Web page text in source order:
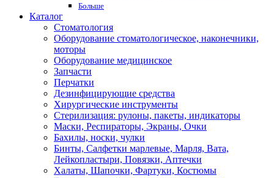
Больше
Каталог
Стоматология
Оборудование стоматологическое, наконечники,
моторы
Оборудование медицинское
Запчасти
Перчатки
Дезинфицирующие средства
Хирургические инструменты
Стерилизация: рулоны, пакеты, индикаторы
Маски, Респираторы, Экраны, Очки
Бахилы, носки, чулки
Бинты, Салфетки марлевые, Марля, Вата,
Лейкопластыри, Повязки, Аптечки
Халаты, Шапочки, Фартуки, Костюмы